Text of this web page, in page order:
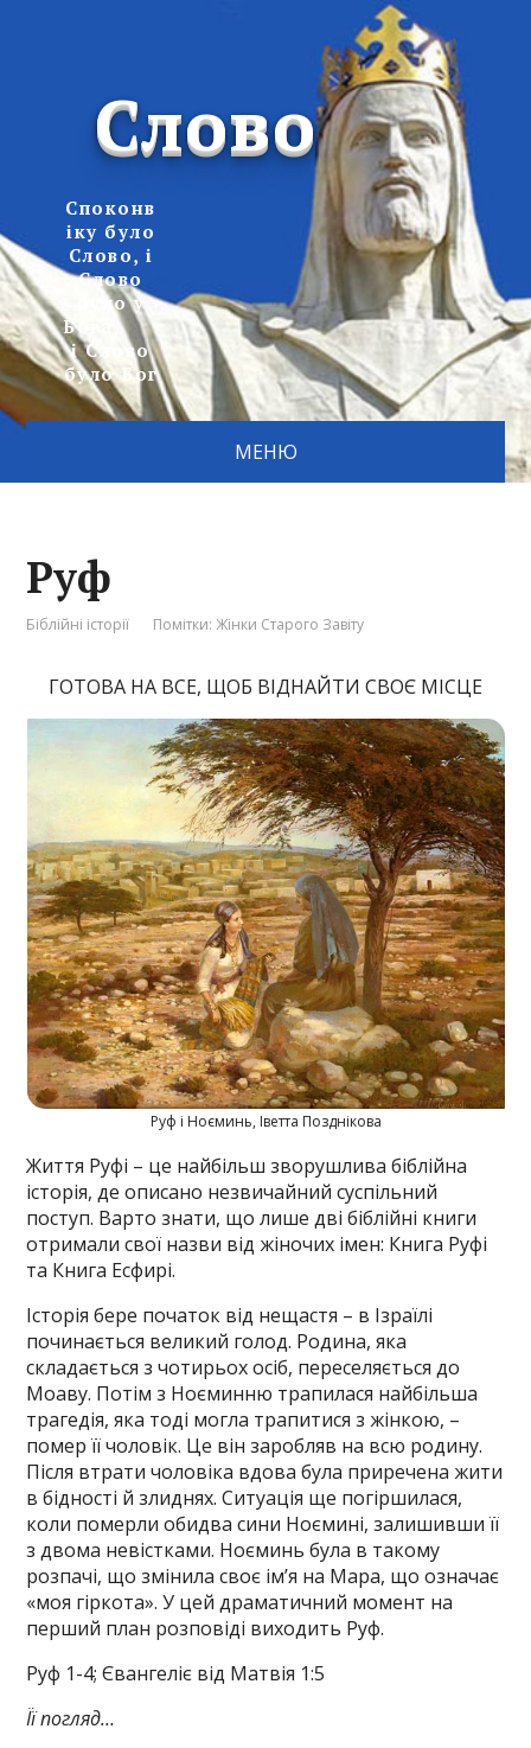
Слово
Споконв
іку було
Слово, і
Слово
було у
Бога,
і Слово
було Бог
МЕНЮ
Руф
Біблійні історії Помітки:Жінки Старого Завіту
ГОТОВА НА ВСЕ, ЩОБ ВІДНАЙТИ СВОЄ МІСЦЕ
Руф і Ноєминь, Іветта Позднікова
Життя Руфі – це найбільш зворушлива біблійна
історія, де описано незвичайний суспільний
поступ. Варто знати, що лише дві біблійні книги
отримали свої назви від жіночих імен: Книга Руфі
та Книга Есфирі.
Історія бере початок від нещастя – в Ізраїлі
починається великий голод. Родина, яка
складається з чотирьох осіб, переселяється до
Моаву. Потім з Ноєминню трапилася найбільша
трагедія, яка тоді могла трапитися з жінкою, –
помер її чоловік. Це він заробляв на всю родину.
Після втрати чоловіка вдова була приречена жити
в бідності й злиднях. Ситуація ще погіршилася,
коли померли обидва сини Ноємині, залишивши її
з двома невістками. Ноєминь була в такому
розпачі, що змінила своє ім’я на Мара, що означає
«моя гіркота». У цей драматичний момент на
перший план розповіді виходить Руф.
Руф 1-4; Євангеліє від Матвія 1:5
Її погляд…